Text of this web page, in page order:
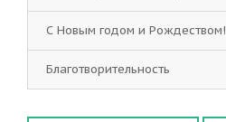
С Новым годом и Рождеством!
Благотворительность